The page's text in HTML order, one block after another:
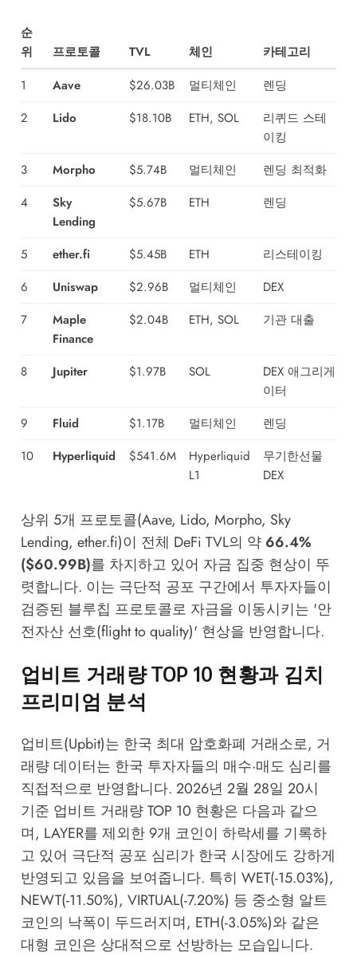
순
위
프로토콜 TVL 체인
카테고리
1
Aave $26.03B 멀티체인
렌딩
2
Lido $18.10B ETH, SOL
리퀴드 스테
이킹
3
Morpho $5.74B 멀티체인
렌딩 최적화
4
Sky
Lending
$5.67B ETH 렌딩
5 ether.fi $5.45B ETH
리스테이킹
6
Uniswap $2.96B 멀티체인
DEX
7
Maple
Finance
$2.04B ETH, SOL 기관 대출
8 Jupiter $1.97B SOL
DEX 애그리게
이터
9
Fluid $1.17B 멀티체인
렌딩
10
Hyperliquid $541.6M
Hyperliquid
L1
무기한선물
DEX
상위 5개 프로토콜(Aave, Lido, Morpho, Sky
Lending, ether.fi)이 전체 DeFi TVL의 약 66.4%
($60.99B)를 차지하고 있어 자금 집중 현상이 뚜
렷합니다. 이는 극단적 공포 구간에서 투자자들이
검증된 블루칩 프로토콜로 자금을 이동시키는 '안
전자산 선호(flight to quality)' 현상을 반영합니다.
업비트 거래량 TOP 10 현황과 김치
프리미엄 분석
업비트(Upbit)는 한국 최대 암호화폐 거래소로, 거
래량 데이터는 한국 투자자들의 매수·매도 심리를
직접적으로 반영합니다. 2026년 2월 28일 20시
기준 업비트 거래량 TOP 10 현황은 다음과 같으
며, LAYER를 제외한 9개 코인이 하락세를 기록하
고 있어 극단적 공포 심리가 한국 시장에도 강하게
반영되고 있음을 보여줍니다. 특히 WET(-15.03%),
NEWT(-11.50%), VIRTUAL(-7.20%) 등 중소형 알트
코인의 낙폭이 두드러지며, ETH(-3.05%)와 같은
대형 코인은 상대적으로 선방하는 모습입니다.